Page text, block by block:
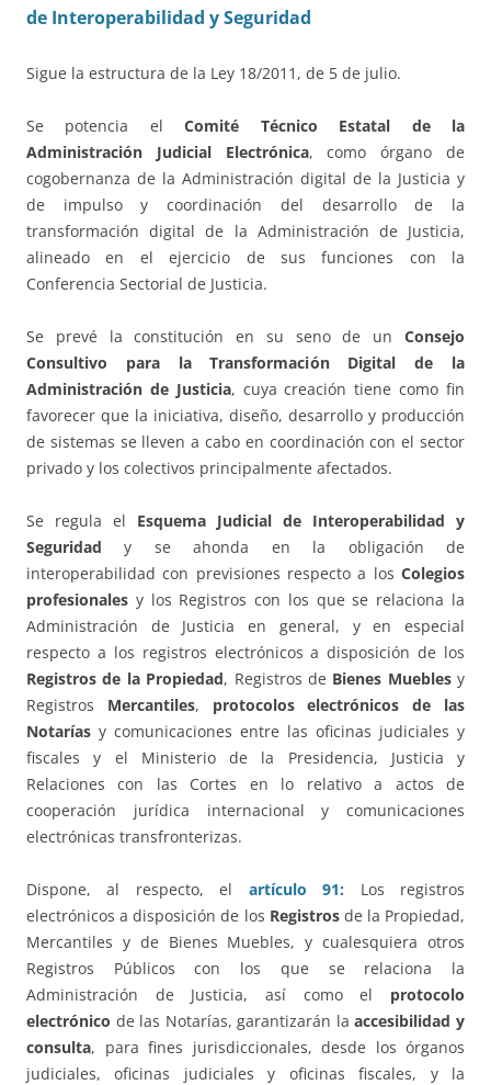
de Interoperabilidad y Seguridad
Sigue la estructura de la Ley 18/2011, de 5 de julio.
Se potencia elComité Técnico Estatal de la
Administración Judicial Electrónica, como órgano de
cogobernanza de la Administración digital de la Justicia y
de impulso y coordinación del desarrollo de la
transformación digital de la Administración de Justicia,
alineado en el ejercicio de sus funciones con la
Conferencia Sectorial de Justicia.
Se prevé la constitución en su seno de un Consejo
Consultivo para la Transformación Digital de la
Administración de Justicia, cuya creación tiene como fin
favorecer que la iniciativa, diseño, desarrollo y producción
de sistemas se lleven a cabo en coordinación con el sector
privado y los colectivos principalmente afectados.
Se regula el Esquema Judicial de Interoperabilidad y
Seguridad y se ahonda en la obligación de
interoperabilidad con previsiones respecto a los Colegios
profesionales y los Registros con los que se relaciona la
Administración de Justicia en general, y en especial
respecto a los registros electrónicos a disposición de los
Registros de la Propiedad, Registros de Bienes Mueblesy
Registros Mercantiles, protocolos electrónicos de las
Notarías y comunicaciones entre las oficinas judiciales y
fiscales y el Ministerio de la Presidencia, Justicia y
Relaciones con las Cortes en lo relativo a actos de
cooperación jurídica internacional y comunicaciones
electrónicas transfronterizas.
Dispone, al respecto, el artículo 91: Los registros
electrónicos a disposición de los Registrosde la Propiedad,
Mercantiles y de Bienes Muebles, y cualesquiera otros
Registros Públicos con los que se relaciona la
Administración de Justicia, así como el protocolo
electrónico de las Notarías, garantizarán laaccesibilidad y
consulta, para fines jurisdiccionales, desde los órganos
judiciales, oficinas judiciales y oficinas fiscales, y la